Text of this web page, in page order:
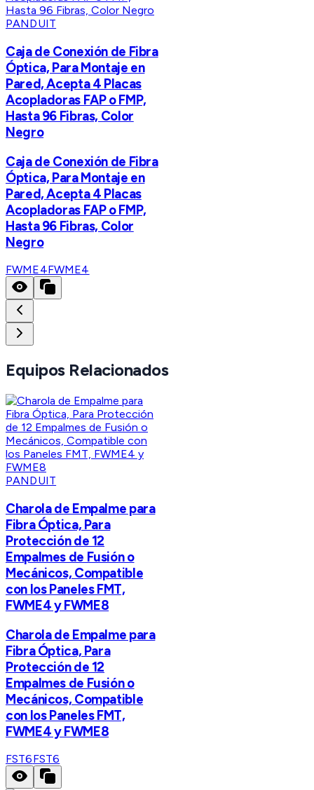
PANDUIT
Caja de Conexión de Fibra
Óptica, Para Montaje en
Pared, Acepta 4 Placas
Acopladoras FAP o FMP,
Hasta 96 Fibras, Color
Negro
Caja de Conexión de Fibra
Óptica, Para Montaje en
Pared, Acepta 4 Placas
Acopladoras FAP o FMP,
Hasta 96 Fibras, Color
Negro
FWME4FWME4
Equipos Relacionados
PANDUIT
Charola de Empalme para
Fibra Óptica, Para
Protección de 12
Empalmes de Fusión o
Mecánicos, Compatible
con los Paneles FMT,
FWME4 y FWME8
Charola de Empalme para
Fibra Óptica, Para
Protección de 12
Empalmes de Fusión o
Mecánicos, Compatible
con los Paneles FMT,
FWME4 y FWME8
FST6FST6